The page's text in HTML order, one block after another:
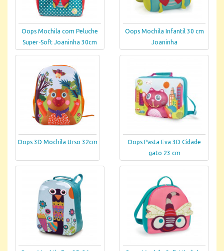
Oops Mochila com Peluche
Super-Soft Joaninha 30cm
Oops Mochila Infantil 30 cm
Joaninha
Oops 3D Mochila Urso 32cm
Oops Pasta Eva 3D Cidade
gato 23 cm